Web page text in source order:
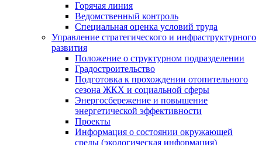
Горячая линия
Ведомственный контроль
Специальная оценка условий труда
Управление стратегического и инфраструктурного
развития
Положение о структурном подразделении
Градостроительство
Подготовка к прохождении отопительного
сезона ЖКХ и социальной сферы
Энергосбережение и повышение
энергетической эффективности
Проекты
Информация о состоянии окружающей
среды (экологическая информация)